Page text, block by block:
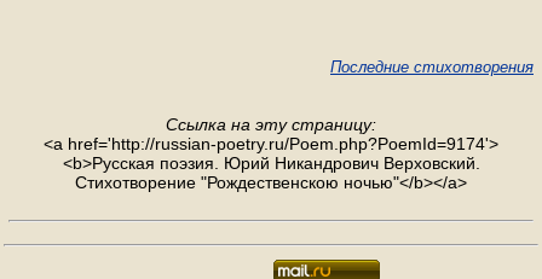
Последние стихотворения
Ссылка на эту страницу:
<a href='http://russian-poetry.ru/Poem.php?PoemId=9174'>
<b>Русская поэзия. Юрий Никандрович Верховский.
Стихотворение "Рождественскою ночью"</b></a>